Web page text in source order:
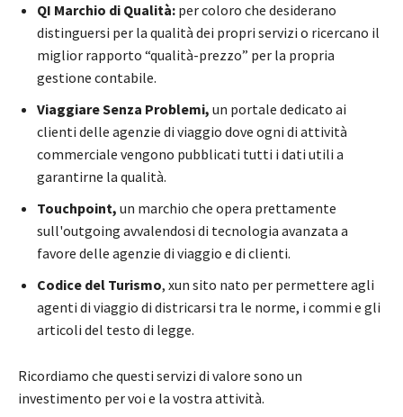
QI Marchio di Qualità: per coloro che desiderano
distinguersi per la qualità dei propri servizi o ricercano il
miglior rapporto “qualità-prezzo” per la propria
gestione contabile.
Viaggiare Senza Problemi, un portale dedicato ai
clienti delle agenzie di viaggio dove ogni di attività
commerciale vengono pubblicati tutti i dati utili a
garantirne la qualità.
Touchpoint, un marchio che opera prettamente
sull'outgoing avvalendosi di tecnologia avanzata a
favore delle agenzie di viaggio e di clienti.
Codice del Turismo, xun sito nato per permettere agli
agenti di viaggio di districarsi tra le norme, i commi e gli
articoli del testo di legge.
Ricordiamo che questi servizi di valore sono un
investimento per voi e la vostra attività.